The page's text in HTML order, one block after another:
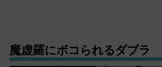
魔虚羅にボコられるダブラ